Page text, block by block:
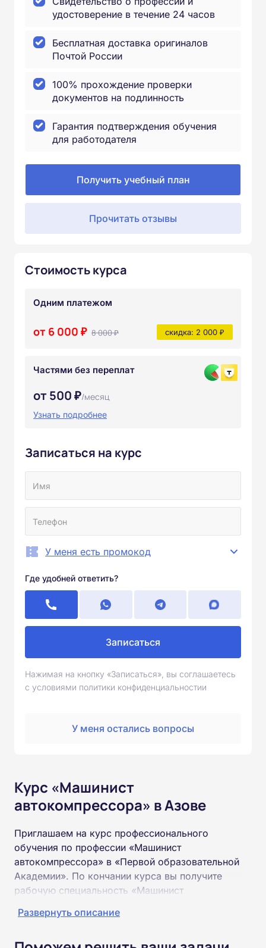
удостоверение в течение 24 часов
Бесплатная доставка оригиналов
Почтой России
100% прохождение проверки
документов на подлинность
Гарантия подтверждения обучения
для работодателя
Получить учебный план
Прочитать отзывы
Стоимость курса
Одним платежом
от 6 000 ₽ 8 000 ₽ скидка: 2 000 ₽
Частями без переплат
от 500 ₽/месяц
Узнать подробнее
Записаться на курс
У меня есть промокод
Где удобней ответить?
Записаться
Нажимая на кнопку «Записаться», вы соглашаетесь
с условиями политики конфиденциальностии
У меня остались вопросы
Курс «Машинист
автокомпрессора» в Азове
Приглашаем на курс профессионального
обучения по профессии «Машинист
автокомпрессора» в «Первой образовательной
Академии». По кончании курса вы получите
рабочую специальность «Машинист
Развернуть описание